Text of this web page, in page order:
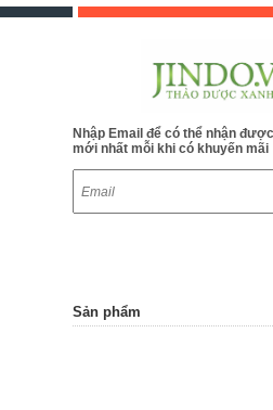
Nhập Email để có thể nhận
mới nhất mỗi khi có khuyến mãi
Sản phẩm